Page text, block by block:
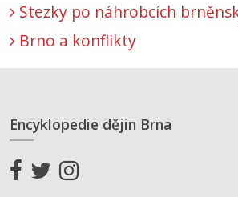
Stezky po náhrobcích
Brno a konflikty
Encyklopedie dějin Brna